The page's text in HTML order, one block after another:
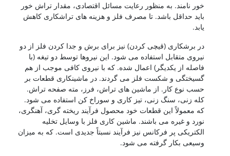
خور نامند. به منظور رعایت مسائل اقتصادی، مقدار تراش خور
باید حداقل باشد. تا مصرف فلز و هزینه های تراشکاری کاهش
یابد.
در برشکاری (قیچی کردن) نیز برای برش و جدا کردن فلز از دو
نیروی متقابل استفاده می شود. این نیروها توسط دو تیغه (با
فاصله از یکدیگر) اعمال شده. که با نیروی کافی موجب از هم
گسیختگی و شکست فلز می گردند. در ماشینکاری قطعات بر
حسب نوع کار. از ماشین های تراش، فرز، مته صفحه تراش.
کله زنی، سنگ زنی، تیز کاری و سوراخ کن استفاده می شود.
که معمولاً این قطعات خود محصول فرآیند ریخته گری، آهنگری،
نورد و غیره می باشند. ماشین کاری فلز با وسایل تخلیه
الکتریکی پر فرکانس نیز فرآیند نسبتاً جدیدی است. که به میزان
وسیعی بکار گرفته می شود.